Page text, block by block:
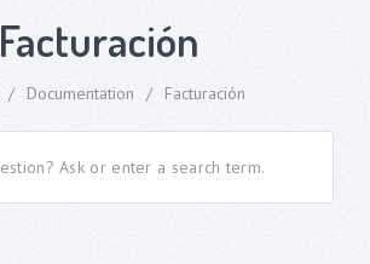
Facturación
/ Documentation / Facturación